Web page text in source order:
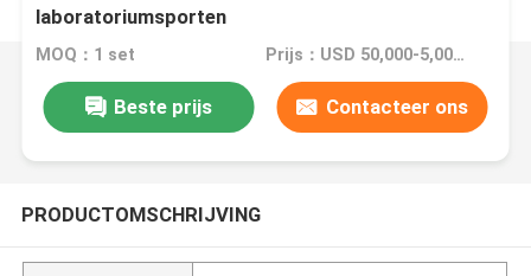
laboratoriumsporten
MOQ：1 set Prijs：USD 50,000-5,000,000
Beste prijs Contacteer ons
PRODUCTOMSCHRIJVING